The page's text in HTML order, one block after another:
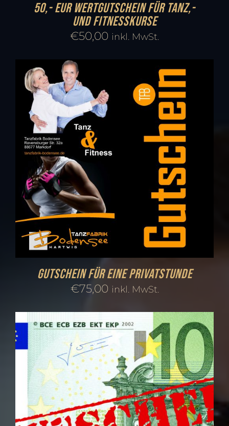
50,- EUR Wertgutschein für Tanz,-
und Fitnesskurse
€50,00 inkl. MwSt.
Gutschein für eine Privatstunde
€75,00 inkl. MwSt.